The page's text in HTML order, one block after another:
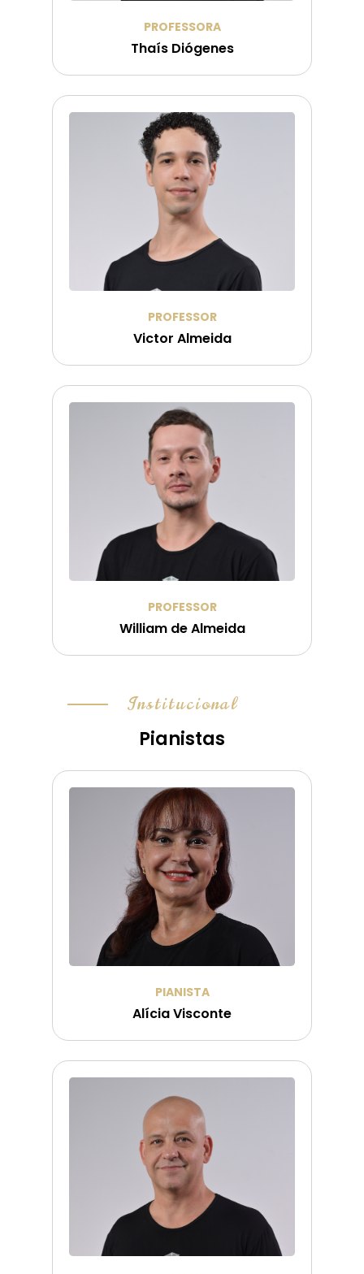
PROFESSORA
Thaís Diógenes
PROFESSOR
Victor Almeida
PROFESSOR
William de Almeida
Institucional
Pianistas
PIANISTA
Alícia Visconte